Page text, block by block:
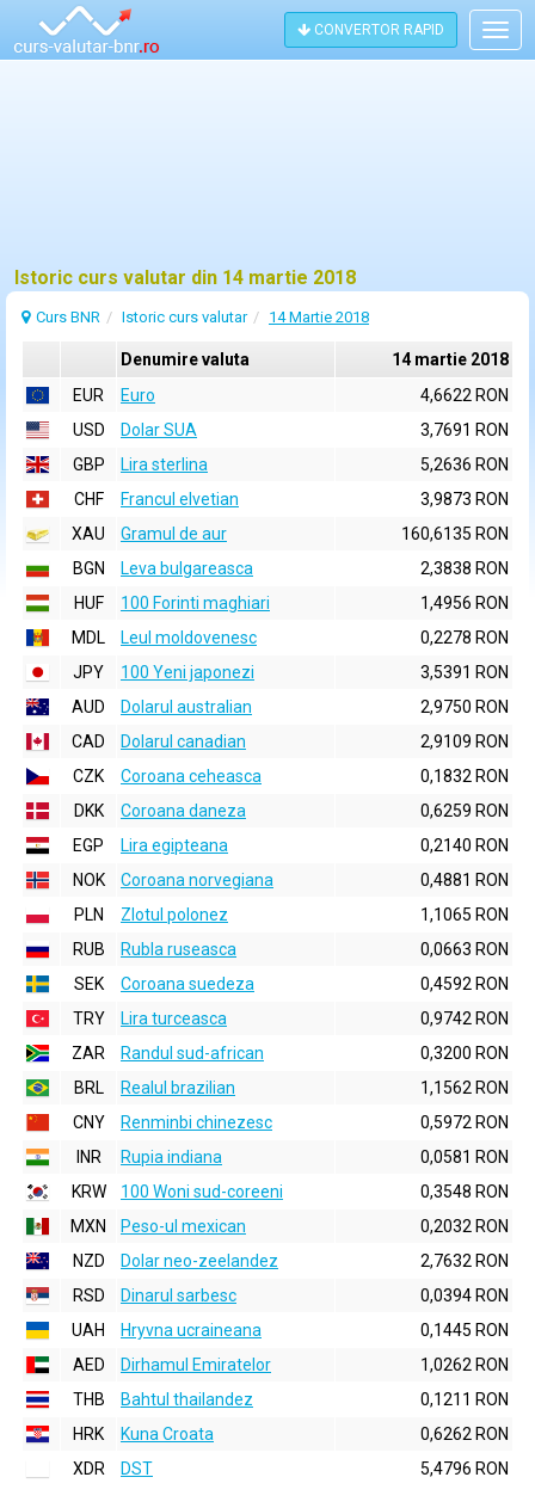
CONVERTOR RAPID
Istoric curs valutar din 14 martie 2018
Curs BNR Istoric curs valutar 14 Martie 2018
Denumire valuta
14 martie 2018
EUR
Euro
4,6622 RON
USD
Dolar SUA
3,7691 RON
GBP
Lira sterlina
5,2636 RON
CHF
Francul elvetian
3,9873 RON
XAU
Gramul de aur
160,6135 RON
BGN
Leva bulgareasca
2,3838 RON
HUF
100 Forinti maghiari
1,4956 RON
MDL
Leul moldovenesc
0,2278 RON
JPY
100 Yeni japonezi
3,5391 RON
AUD
Dolarul australian
2,9750 RON
CAD
Dolarul canadian
2,9109 RON
CZK
Coroana ceheasca
0,1832 RON
DKK
Coroana daneza
0,6259 RON
EGP
Lira egipteana
0,2140 RON
NOK
Coroana norvegiana
0,4881 RON
PLN
Zlotul polonez
1,1065 RON
RUB
Rubla ruseasca
0,0663 RON
SEK
Coroana suedeza
0,4592 RON
TRY
Lira turceasca
0,9742 RON
ZAR
Randul sud-african
0,3200 RON
BRL
Realul brazilian
1,1562 RON
CNY
Renminbi chinezesc
0,5972 RON
INR
Rupia indiana
0,0581 RON
KRW
100 Woni sud-coreeni
0,3548 RON
MXN
Peso-ul mexican
0,2032 RON
NZD
Dolar neo-zeelandez
2,7632 RON
RSD
Dinarul sarbesc
0,0394 RON
UAH
Hryvna ucraineana
0,1445 RON
AED
Dirhamul Emiratelor
1,0262 RON
THB
Bahtul thailandez
0,1211 RON
HRK
Kuna Croata
0,6262 RON
XDR
DST 5,4796 RON